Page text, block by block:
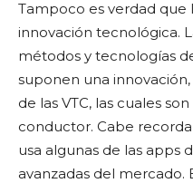
Tampoco es verdad que
innovación tecnológica.
métodos y tecnologías
suponen una
de las VTC, las cuales
conductor. Cabe
usa algunas de las apps
avanzadas del mercado.